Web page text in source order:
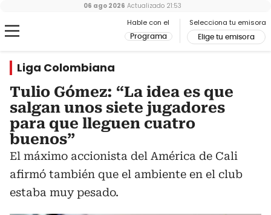
Hable con el
Programa
Selecciona tu emisora
Elige tu emisora
06 ago 2026 Actualizado 21:53
Liga Colombiana
Tulio Gómez: “La idea es que
salgan unos siete jugadores
para que lleguen cuatro
buenos”
El máximo accionista del América de Cali
afirmó también que el ambiente en el club
estaba muy pesado.